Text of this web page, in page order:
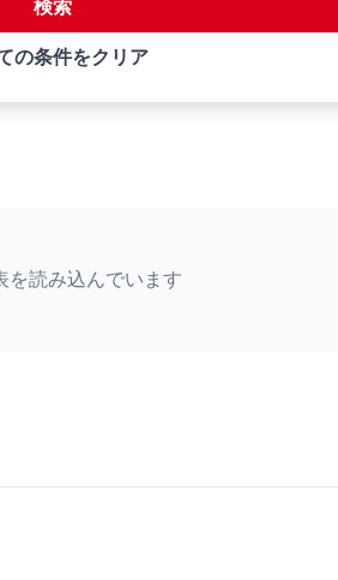
検索
の条件をクリア
を読み込んでいます